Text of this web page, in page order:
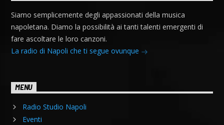
Siamo semplicemente degli appassionati della musica
napoletana. Diamo la possibilità ai tanti talenti emergenti di
fare ascoltare le loro canzoni.
La radio di Napoli che ti segue ovunque
MENU
Radio Studio Napoli
Eventi